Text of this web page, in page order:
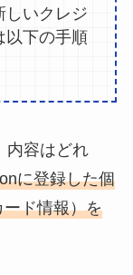
しいクレジ
以下の手順
内容はどれ
に登録した個
ド情報）を